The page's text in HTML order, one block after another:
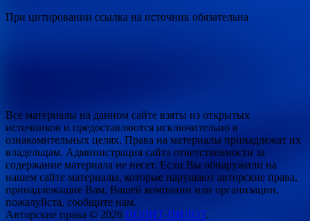
При цитировании ссылка на источник обязательна
Все материалы на данном сайте взяты из открытых
источников и предоставляются исключительно в
ознакомительных целях. Права на материалы принадлежат их
владельцам. Администрация сайта ответственности за
содержание материала не несет. Если Вы обнаружили на
нашем сайте материалы, которые нарушают авторские права,
принадлежащие Вам, Вашей компании или организации,
пожалуйста, сообщите нам.
Авторские права © 2026 ПОЛИТ-ПИЛОТ.